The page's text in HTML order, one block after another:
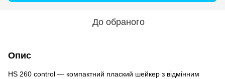
До обраного
Опис
HS 260 control — компактний плаский шейкер з відмінним